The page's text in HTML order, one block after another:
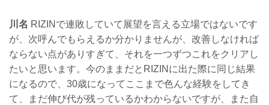
川名 RIZINで連敗していて展望を言える立場ではないです
が、次呼んでもらえるか分かりませんが、改善しなければ
ならない点がありすぎて、それを一つずつこれをクリアし
たいと思います。今のままだとRIZINに出た際に同じ結果
になるので、30歳になってここまで色んな経験をしてき
て、まだ伸び代が残っているかわからないですが、また自